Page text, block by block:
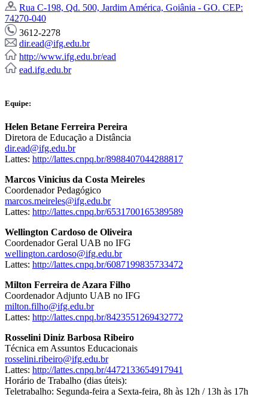
Rua C-198, Qd. 500, Jardim América, Goiânia - GO. CEP:
74270-040
3612-2278
dir.ead@ifg.edu.br
http://www.ifg.edu.br/ead
ead.ifg.edu.br
Equipe:
Helen Betane Ferreira Pereira
Diretora de Educação a Distância
dir.ead@ifg.edu.br
Lattes: http://lattes.cnpq.br/8988407044288817
Marcos Vinicius da Costa Meireles
Coordenador Pedagógico
marcos.meireles@ifg.edu.br
Lattes: http://lattes.cnpq.br/6531700165389589
Wellington Cardoso de Oliveira
Coordenador Geral UAB no IFG
wellington.cardoso@ifg.edu.br
Lattes: http://lattes.cnpq.br/6087199835733472
Milton Ferreira de Azara Filho
Coordenador Adjunto UAB no IFG
milton.filho@ifg.edu.br
Lattes: http://lattes.cnpq.br/8423551269432772
Rosselini Diniz Barbosa Ribeiro
Técnica em Assuntos Educacionais
rosselini.ribeiro@ifg.edu.br
Lattes: http://lattes.cnpq.br/4472133654917941
Horário de Trabalho (dias úteis):
Teletrabalho: Segunda-feira a Sexta-feira, 8h às 12h / 13h às 17h